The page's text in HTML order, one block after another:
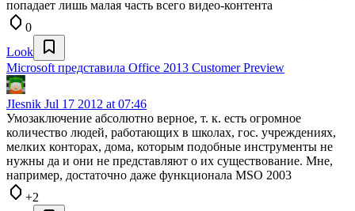
попадает лишь малая часть всего видео-контента
0
Look
Microsoft представила Office 2013 Customer Preview
JIesnik Jul 17 2012 at 07:46
Умозаключение абсолютно верное, т. к. есть огромное
количество людей, работающих в школах, гос. учреждениях,
мелких конторах, дома, которым подобные инструменты не
нужны да и они не представляют о их существование. Мне,
например, достаточно даже функционала MSO 2003
+2